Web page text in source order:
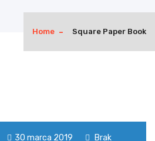
Home Square Paper Book
30 marca 2019
Brak